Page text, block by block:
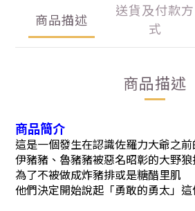
商品描述
送貨及付款方
式
商品描述
商品簡介
這是一個發生在認識佐羅力大爺之前
伊豬豬、魯豬豬被惡名昭彰的大野狼
為了不被做成炸豬排或是糖醋里肌
他們決定開始說起「勇敢的勇太」